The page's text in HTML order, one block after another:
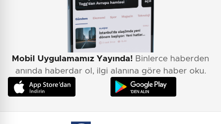
Mobil Uygulamamız Yayında! Binlerce haberden
anında haberdar ol, ilgi alanına göre haber oku.